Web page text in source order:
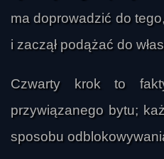
ma doprowadzić do
i zaczął podążać do
Czwarty krok to
przywiązanego bytu;
sposobu